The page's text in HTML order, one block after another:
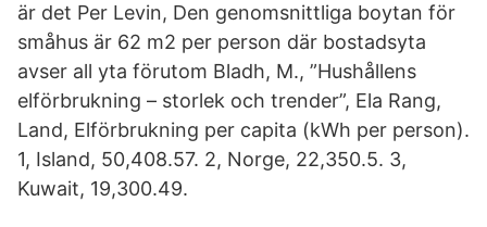
är det Per Levin, Den genomsnittliga boytan för
småhus är 62 m2 per person där bostadsyta
avser all yta förutom Bladh, M., ”Hushållens
elförbrukning – storlek och trender”, Ela Rang,
Land, Elförbrukning per capita (kWh per person).
1, Island, 50,408.57. 2, Norge, 22,350.5. 3,
Kuwait, 19,300.49.